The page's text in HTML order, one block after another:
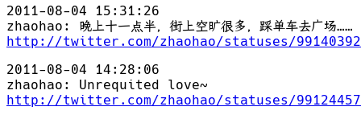
2011-08-04 15:31:26
zhaohao: 晚上十一点半，街上空旷很多，踩单车去广场……
http://twitter.com/zhaohao/statuses/
2011-08-04 14:28:06
zhaohao: Unrequited love~
http://twitter.com/zhaohao/statuses/